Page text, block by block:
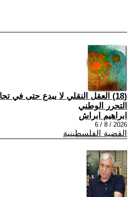
(18) العقل النقلي لا يبدع حتى في
التحرر الوطني
ابراهيم ابراش
2026 / 8 / 6
القضية الفلسطينية